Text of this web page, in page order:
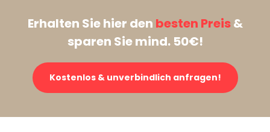
Erhalten Sie hier den besten Preis&
sparen Sie mind. 50€!
Kostenlos & unverbindlich anfragen!